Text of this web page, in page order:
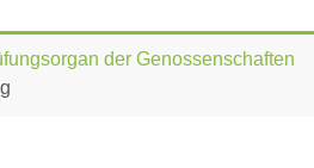
der Genossenschaften